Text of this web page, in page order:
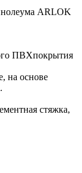
ARLOK
ПВХпокрытия
на основе
стяжка,